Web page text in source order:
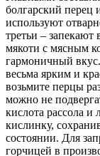
болгарский перец
используют
третьи – запекают
мякоти с мясным
гармоничный вкус.
весьма ярким и
возьмите перцы
можно не
кислота рассола
кислинку,
состоянии. Для
горчицей в